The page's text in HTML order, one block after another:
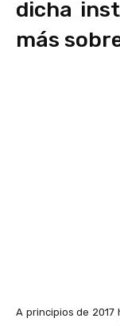
dicha
más
A principios de 2017